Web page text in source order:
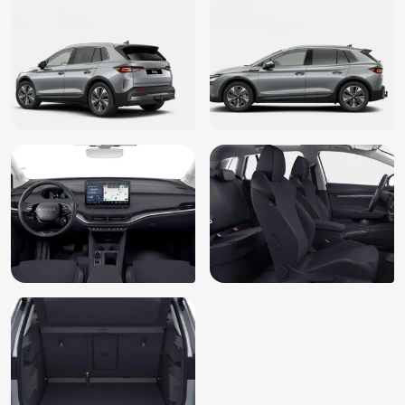
Kruisend verkeer detectie
LED achterlichten
LED dagrijverlichting
LED koplampen
Lendesteunen (verstelbaar)
Multimedia-voorbereiding
Multimedia scherm klein
Navigatie online
Oplaadmogelijkheid
Parkeersensor achter
Parkeersensor voor
Passagiersairbag
Regensensor